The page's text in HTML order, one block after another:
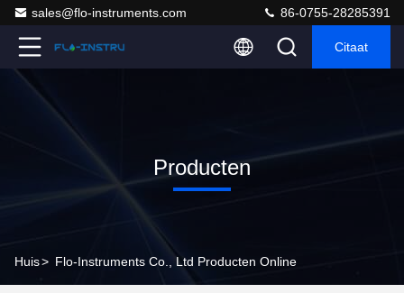
sales@flo-instruments.com 86-0755-28285391
Citaat
Producten
Huis> Flo-Instruments Co., Ltd Producten Online